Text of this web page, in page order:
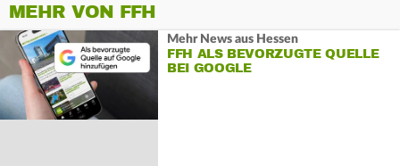
MEHR VON FFH
Mehr News aus Hessen
FFH ALS BEVORZUGTE QUELLE
BEI GOOGLE